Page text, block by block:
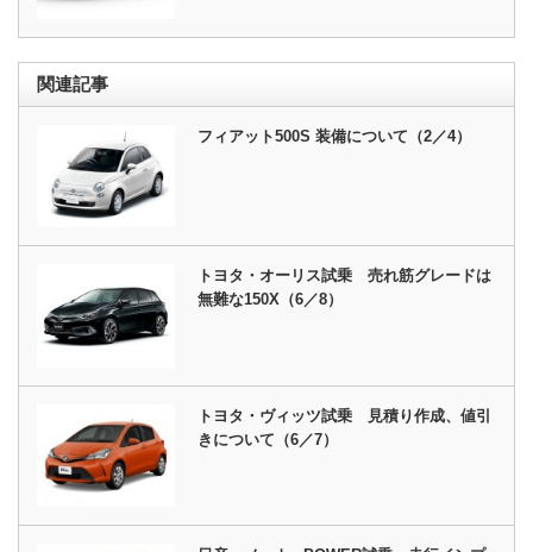
関連記事
フィアット500S 装備について（2／4）
トヨタ・オーリス試乗 売れ筋グレードは
無難な150X（6／8）
トヨタ・ヴィッツ試乗 見積り作成、値引
きについて（6／7）